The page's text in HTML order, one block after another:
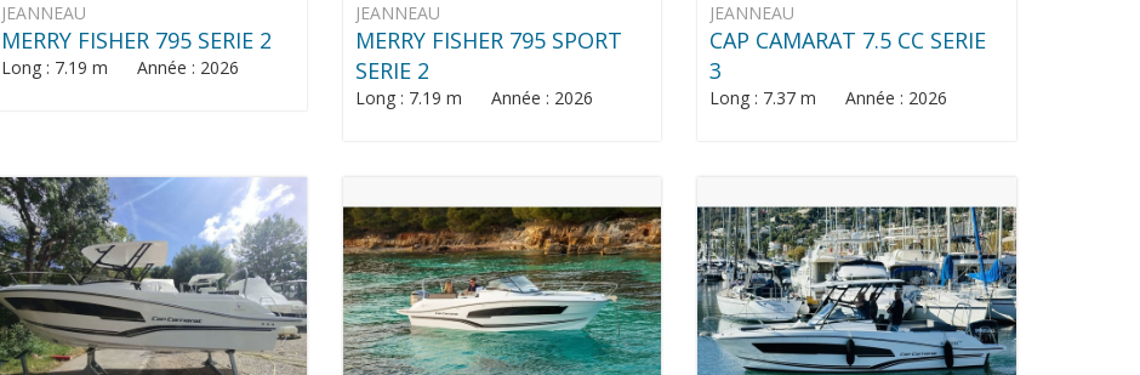
JEANNEAU
MERRY FISHER 795 SERIE 2
Long : 7.19 m Année : 2026
JEANNEAU
MERRY FISHER 795 SPORT
SERIE 2
Long : 7.19 m Année : 2026
JEANNEAU
CAP CAMARAT 7.5 CC SERIE
3
Long : 7.37 m Année : 2026